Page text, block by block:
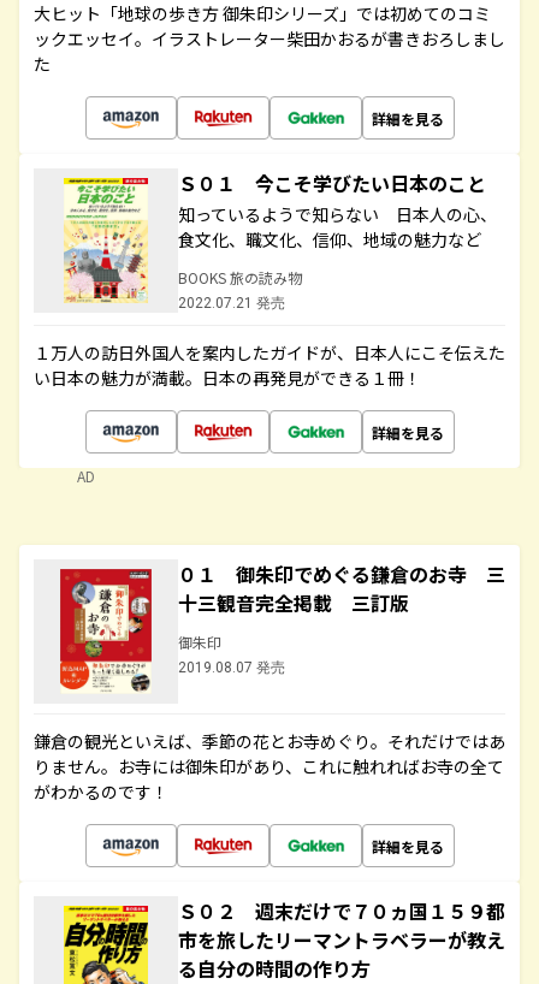
大ヒット「地球の歩き方 御朱印シリーズ」では初めてのコミ
ックエッセイ。イラストレーター柴田かおるが書きおろしまし
た
詳細を見る
Ｓ０１ 今こそ学びたい日本のこと
知っているようで知らない 日本人の心、
食文化、職文化、信仰、地域の魅力など
BOOKS 旅の読み物
2022.07.21 発売
１万人の訪日外国人を案内したガイドが、日本人にこそ伝えた
い日本の魅力が満載。日本の再発見ができる１冊！
詳細を見る
AD
０１ 御朱印でめぐる鎌倉のお寺 三
十三観音完全掲載 三訂版
御朱印
2019.08.07 発売
鎌倉の観光といえば、季節の花とお寺めぐり。それだけではあ
りません。お寺には御朱印があり、これに触れればお寺の全て
がわかるのです！
詳細を見る
Ｓ０２ 週末だけで７０ヵ国１５９都
市を旅したリーマントラベラーが教え
る自分の時間の作り方